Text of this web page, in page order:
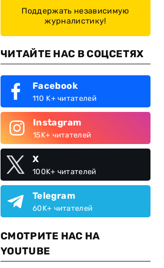
Поддержать независимую
журналистику!
ЧИТАЙТЕ НАС В СОЦСЕТЯХ
Facebook
110 K+ читателей
Instagram
15K+ читателей
X
100K+ читателей
Telegram
60K+ читателей
СМОТРИТЕ НАС НА
YOUTUBE